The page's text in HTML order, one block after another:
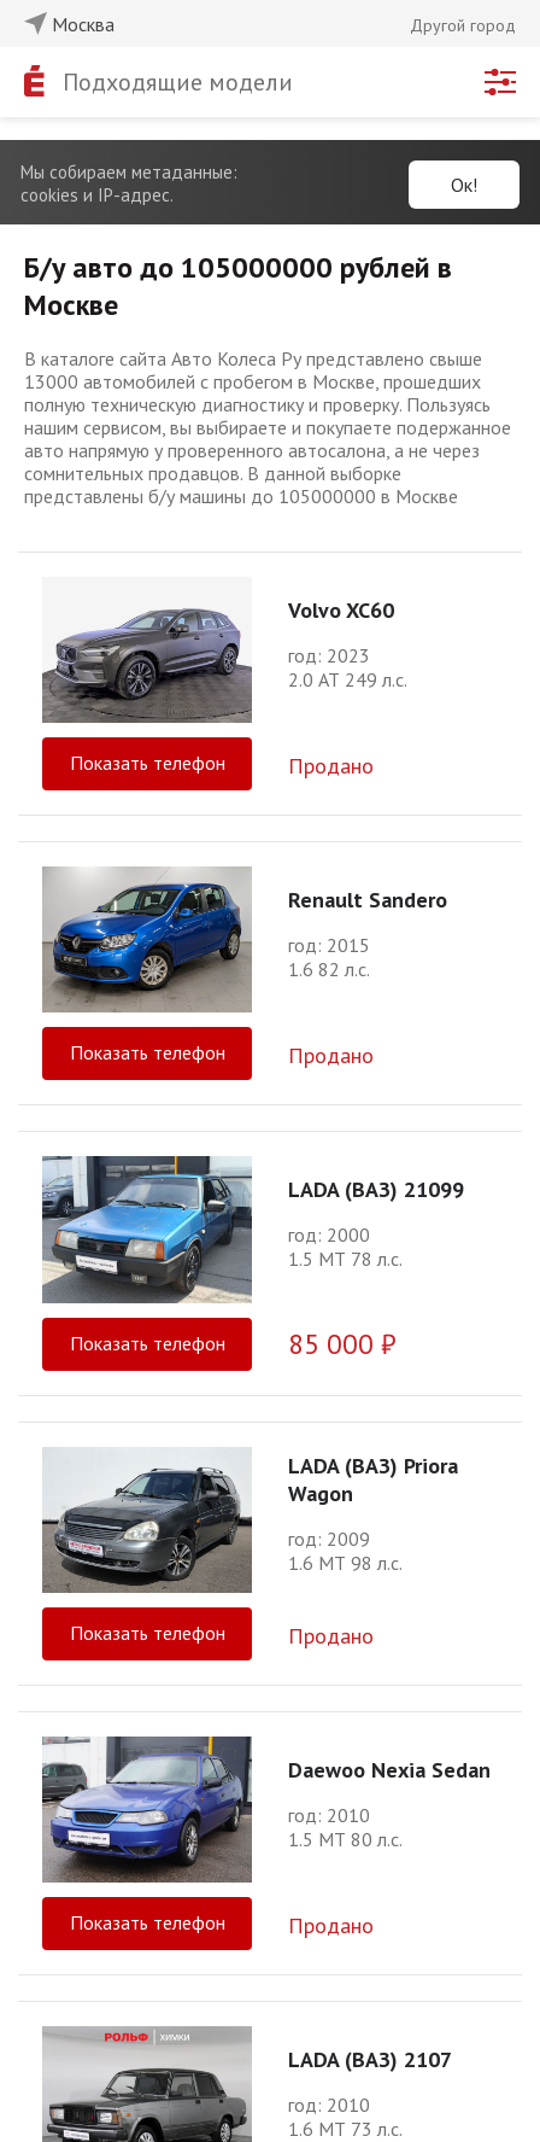
Москва Другой город
Подходящие модели
Мы собираем метаданные:
cookies и IP-адрес.
Ок!
Б/у авто до 105000000 рублей в
Москве
В каталоге сайта Авто Колеса Ру представлено свыше
13000 автомобилей с пробегом в Москве, прошедших
полную техническую диагностику и проверку. Пользуясь
нашим сервисом, вы выбираете и покупаете подержанное
авто напрямую у проверенного автосалона, а не через
сомнительных продавцов. В данной выборке
представлены б/у машины до 105000000 в Москве
Volvo XC60
год: 2023
2.0 АТ 249 л.с.
Показать телефон Продано
Renault Sandero
год: 2015
1.6 82 л.с.
Показать телефон Продано
LADA (ВАЗ) 21099
год: 2000
1.5 МТ 78 л.с.
Показать телефон 85 000 ₽
LADA (ВАЗ) Priora
Wagon
год: 2009
1.6 МТ 98 л.с.
Показать телефон Продано
Daewoo Nexia Sedan
год: 2010
1.5 МТ 80 л.с.
Показать телефон Продано
LADA (ВАЗ) 2107
год: 2010
1.6 МТ 73 л.с.